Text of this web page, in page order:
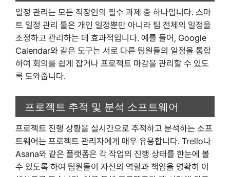
일정 관리는 모든 직장인의 필수 과제 중 하나입니다. 스마
트 일정 관리 툴은 개인 일정뿐만 아니라 팀 전체의 일정을
조정하고 관리하는 데 효과적입니다. 예를 들어, Google
Calendar와 같은 도구는 서로 다른 팀원들의 일정을 통합
하여 회의를 쉽게 잡거나 프로젝트 마감을 관리할 수 있도
록 도와줍니다.
프로젝트 추적 및 분석 소프트웨어
프로젝트 진행 상황을 실시간으로 추적하고 분석하는 소프
트웨어는 프로젝트 관리자에게 매우 유용합니다. Trello나
Asana와 같은 플랫폼은 각 작업의 진행 상태를 한눈에 볼
수 있도록 하여 팀원들이 자신의 역할과 책임을 명확히 이